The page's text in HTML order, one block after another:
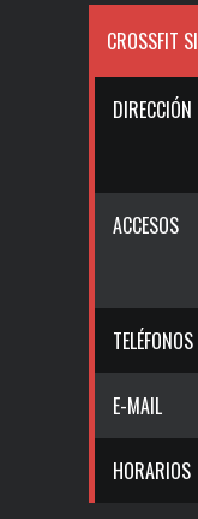
CROSSFIT
DIRECCIÓN
ACCESOS
TELÉFONOS
E-MAIL
HORARIOS